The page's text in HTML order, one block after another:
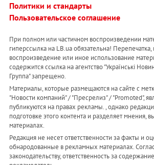
Политики и стандарты
Пользовательское соглашение
При полном или частичном воспроизведении
гиперссылка на LB.ua обязательна!
воспроизведение или иное использование
содержится ссылка на агентство "Українськi
Группа" запрещено.
Материалы, которые размещаются на сайте с
"Новости компаний" / "Пресрелиз" / "Promoted",
публикуются на правах рекламы. , однако
подготовке этого контента и разделяет мнения,
материалах.
Редакция не несет ответственности за факты и
обнародованные в рекламных материалах.
законодательству, ответственность за